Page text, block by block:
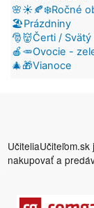
🌸☀️🍂❄️Ročné
🏖️Prázdniny
🎅👹Čerti / Svätý
🍎🥕Ovocie -
🎄🎁Vianoce
nakupovať a